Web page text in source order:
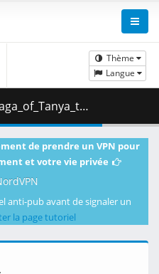
Thème
Langue
( 269.60 MB )
de prendre un VPN pour
et votre vie privée
anti-pub avant de signaler un
la page tutoriel